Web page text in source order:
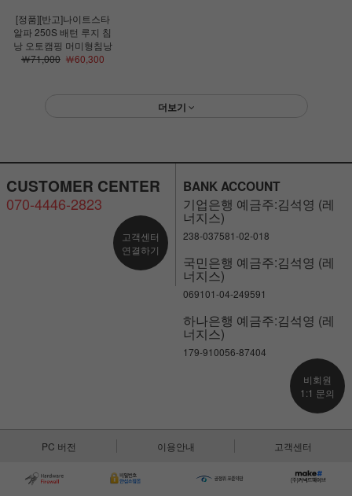
[정품][반고]나이트스타
알파 250S 배턴 루지 침
낭 오토캠핑 머미형침낭
￦71,000￦60,300
더보기
CUSTOMER CENTER
070-4446-2823
고객센터
연결하기
BANK ACCOUNT
기업은행 예금주:김석영 (레
너지스)
238-037581-02-018
국민은행 예금주:김석영 (레
너지스)
069101-04-249591
하나은행 예금주:김석영 (레
너지스)
179-910056-87404
비회원
1:1 문의
PC 버전 이용안내 고객센터